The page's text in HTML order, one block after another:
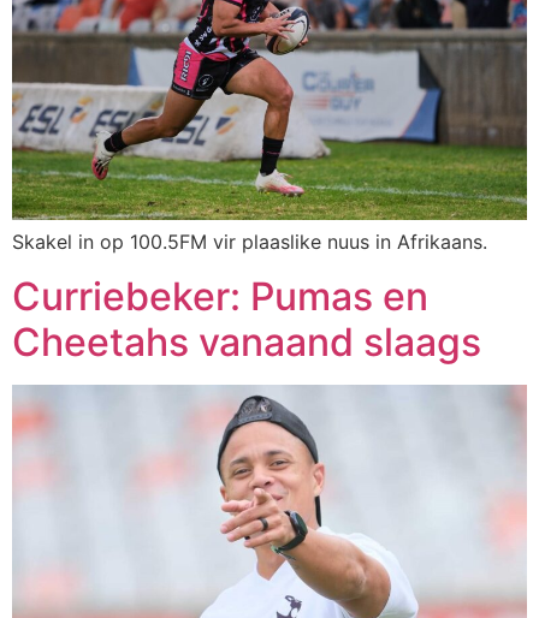
Skakel in op 100.5FM vir plaaslike nuus in Afrikaans.
Curriebeker: Pumas en
Cheetahs vanaand slaags